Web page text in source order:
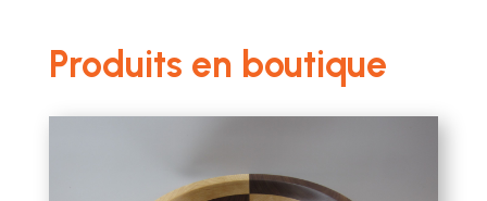
Produits en boutique